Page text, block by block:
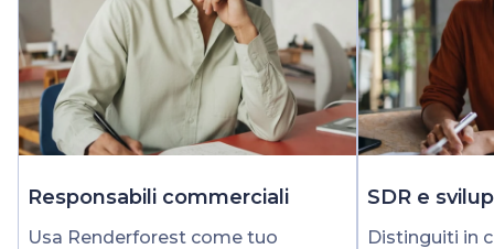
Responsabili commerciali
Usa Renderforest come tuo
SDR e
Distinguiti in